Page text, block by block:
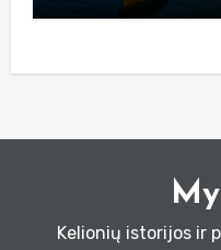
Kelionių istorijos ir